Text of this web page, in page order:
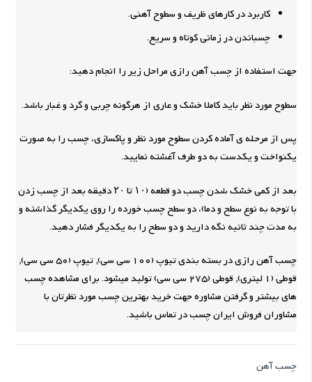
کاربرد در کارهای ظریف و سطوح آهنی.
چسباندن در زمانی کوتاه و سریع.
جهت استفاده از چسب آهن رازی مراحل زیر را انجام دهید:
سطوح مورد نظر باید کاملا خشک و عاری از هرگونه چربی و گرد و غبار باشد.
پس از مرحله ی آماده کردن سطوح مورد نظر و پاکسازی، چسب را به صورت
یکنواخت و یکدست به دو طرف آغشته نمایید.
بعد از کمی خشک شدن چسب دو قطعه (۱۰ تا ۲۰ دقیقه بعد از چسب زدن
با توجه به نوع سطح و دما)، دو سطح چسب خورده را روی یکدیگر گذاشته و
به مدت چند ثانیه نگه دارید و دو سطح را به یکدیگر فشار دهید.
چسب آهن رازی در بسته بندی تیوپ (100 سی سی), تیوپ (50 سی سی),
قوطی (1 لیتری), قوطی (275 سی سی) تولید میشود. برای مشاهده چسب
های بیشتر و گرفتن مشاوره جهت خرید بهترین چسب مورد نظرتان با
مشاوران فروش ایران چسب در تماس باشید.
چسب آهن